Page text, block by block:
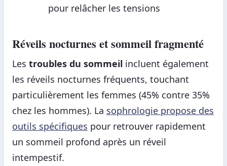
pour relâcher les tensions
Réveils nocturnes et sommeil fragmenté
Les troubles du sommeil incluent également
les réveils nocturnes fréquents, touchant
particulièrement les femmes (45% contre 35%
chez les hommes). La sophrologie propose des
outils spécifiques pour retrouver rapidement
un sommeil profond après un réveil
intempestif.